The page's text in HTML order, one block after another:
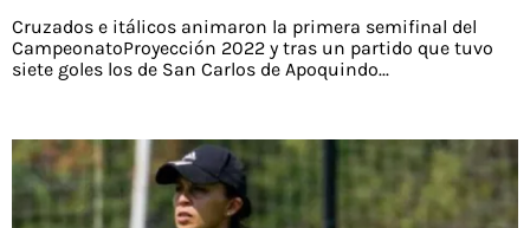
Cruzados e itálicos animaron la primera semifinal del
CampeonatoProyección 2022 y tras un partido que tuvo
siete goles los de San Carlos de Apoquindo...